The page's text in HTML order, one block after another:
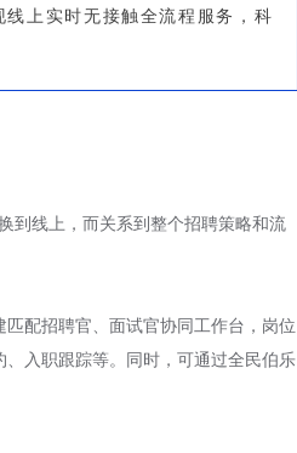
上实时无接触全流程服务，科
到线上，而关系到整个招聘策略和流
配招聘官、面试官协同工作台，岗位
入职跟踪等。同时，可通过全民伯乐